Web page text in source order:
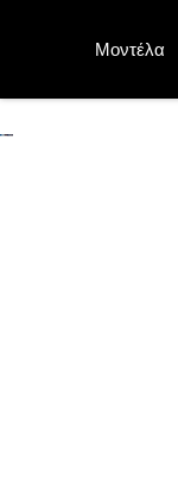
Μοντέλα